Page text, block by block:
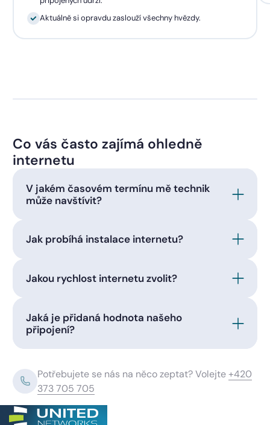
Aktuálně si opravdu zaslouží všechny hvězdy.
Co vás často zajímá ohledně
internetu
V jakém časovém termínu mě technik
může navštívit?
Jak probíhá instalace internetu?
Jakou rychlost internetu zvolit?
Jaká je přidaná hodnota našeho
připojení?
Potřebujete se nás na něco zeptat? Volejte+420
373 705 705